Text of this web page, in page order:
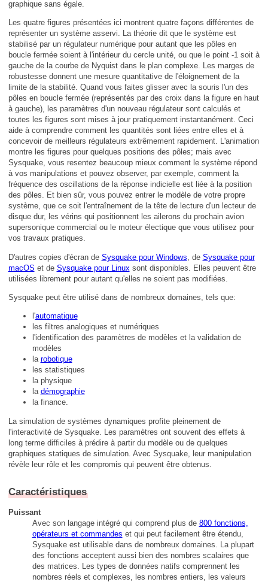
graphique sans égale.
Les quatre figures présentées ici montrent quatre façons différentes de
représenter un système asservi. La théorie dit que le système est
stabilisé par un régulateur numérique pour autant que les pôles en
boucle fermée soient à l'intérieur du cercle unité, ou que le point -1 soit à
gauche de la courbe de Nyquist dans le plan complexe. Les marges de
robustesse donnent une mesure quantitative de l'éloignement de la
limite de la stabilité. Quand vous faites glisser avec la souris l'un des
pôles en boucle fermée (représentés par des croix dans la figure en haut
à gauche), les paramètres d'un nouveau régulateur sont calculés et
toutes les figures sont mises à jour pratiquement instantanément. Ceci
aide à comprendre comment les quantités sont liées entre elles et à
concevoir de meilleurs régulateurs extrêmement rapidement. L'animation
montre les figures pour quelques positions des pôles; mais avec
Sysquake, vous resentez beaucoup mieux comment le système répond
à vos manipulations et pouvez observer, par exemple, comment la
fréquence des oscillations de la réponse indicielle est liée à la position
des pôles. Et bien sûr, vous pouvez entrer le modèle de votre propre
système, que ce soit l'entraînement de la tête de lecture d'un lecteur de
disque dur, les vérins qui positionnent les ailerons du prochain avion
supersonique commercial ou le moteur électique que vous utilisez pour
vos travaux pratiques.
D'autres copies d'écran de Sysquake pour Windows , de Sysquake pour
macOS et de Sysquake pour Linux sont disponibles. Elles peuvent être
utilisées librement pour autant qu'elles ne soient pas modifiées.
Sysquake peut être utilisé dans de nombreux domaines, tels que:
l'automatique
les filtres analogiques et numériques
l'identification des paramètres de modèles et la validation de
modèles
la robotique
les statistiques
la physique
la démographie
la finance.
La simulation de systèmes dynamiques profite pleinement de
l'interactivité de Sysquake. Les paramètres ont souvent des effets à
long terme difficiles à prédire à partir du modèle ou de quelques
graphiques statiques de simulation. Avec Sysquake, leur manipulation
révèle leur rôle et les compromis qui peuvent être obtenus.
Caractéristiques
Puissant
Avec son langage intégré qui comprend plus de 800 fonctions,
opérateurs et commandes et qui peut facilement être étendu,
Sysquake est utilisable dans de nombreux domaines. La plupart
des fonctions acceptent aussi bien des nombres scalaires que
des matrices. Les types de données natifs comprennent les
nombres réels et complexes, les nombres entiers, les valeurs